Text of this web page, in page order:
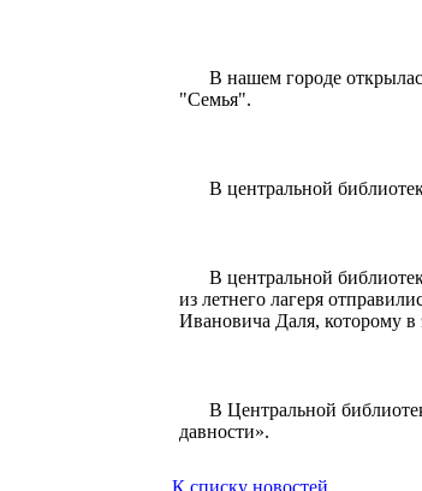
В нашем городе
"Семья".
В центральной
В центральной
из летнего лагеря
Ивановича Даля, которому в
В Центральной
давности».
К списку новостей